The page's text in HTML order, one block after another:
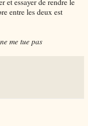
entre les deux est
me tue pas